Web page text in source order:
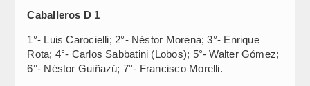
Caballeros D 1
1°- Luis Carocielli; 2°- Néstor Morena; 3°- Enrique
Rota; 4°- Carlos Sabbatini (Lobos); 5°- Walter Gómez;
6°- Néstor Guiñazú; 7°- Francisco Morelli.